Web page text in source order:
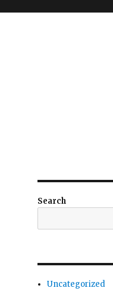
Search
Uncategorized